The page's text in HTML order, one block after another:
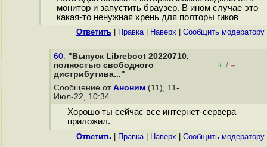
монитор и запустить браузер. В ином случае это
какая-то ненужная хрень для полторы гиков
Ответить Правка| Наверх Cообщить модератору
60. "Выпуск Libreboot 20220710,
полностью свободного
дистрибутива..."
+ / –
Сообщение от Аноним (11), 11-
Июл-22, 10:34
Хорошо ты сейчас все интернет-сервера
приложил.
Ответить Правка| Наверх Cообщить модератору